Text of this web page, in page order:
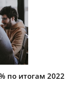
по итогам 2022